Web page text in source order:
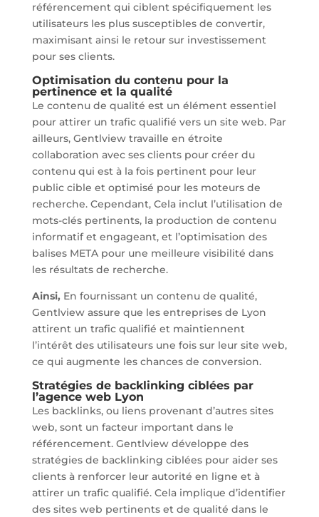
référencement qui ciblent spécifiquement les
utilisateurs les plus susceptibles de convertir,
maximisant ainsi le retour sur investissement
pour ses clients.
Optimisation du contenu pour la
pertinence et la qualité
Le contenu de qualité est un élément essentiel
pour attirer un trafic qualifié vers un site web. Par
ailleurs, Gentlview travaille en étroite
collaboration avec ses clients pour créer du
contenu qui est à la fois pertinent pour leur
public cible et optimisé pour les moteurs de
recherche. Cependant, Cela inclut l’utilisation de
mots-clés pertinents, la production de contenu
informatif et engageant, et l’optimisation des
balises META pour une meilleure visibilité dans
les résultats de recherche.
Ainsi, En fournissant un contenu de qualité,
Gentlview assure que les entreprises de Lyon
attirent un trafic qualifié et maintiennent
l’intérêt des utilisateurs une fois sur leur site web,
ce qui augmente les chances de conversion.
Stratégies de backlinking ciblées par
l’agence web Lyon
Les backlinks, ou liens provenant d’autres sites
web, sont un facteur important dans le
référencement. Gentlview développe des
stratégies de backlinking ciblées pour aider ses
clients à renforcer leur autorité en ligne et à
attirer un trafic qualifié. Cela implique d’identifier
des sites web pertinents et de qualité dans le